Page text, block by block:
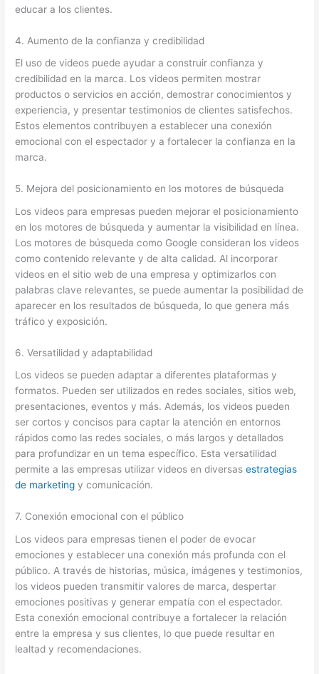
educar a los clientes.
4. Aumento de la confianza y credibilidad
El uso de videos puede ayudar a construir confianza y
credibilidad en la marca. Los videos permiten mostrar
productos o servicios en acción, demostrar conocimientos y
experiencia, y presentar testimonios de clientes satisfechos.
Estos elementos contribuyen a establecer una conexión
emocional con el espectador y a fortalecer la confianza en la
marca.
5. Mejora del posicionamiento en los motores de búsqueda
Los videos para empresas pueden mejorar el posicionamiento
en los motores de búsqueda y aumentar la visibilidad en línea.
Los motores de búsqueda como Google consideran los videos
como contenido relevante y de alta calidad. Al incorporar
videos en el sitio web de una empresa y optimizarlos con
palabras clave relevantes, se puede aumentar la posibilidad de
aparecer en los resultados de búsqueda, lo que genera más
tráfico y exposición.
6. Versatilidad y adaptabilidad
Los videos se pueden adaptar a diferentes plataformas y
formatos. Pueden ser utilizados en redes sociales, sitios web,
presentaciones, eventos y más. Además, los videos pueden
ser cortos y concisos para captar la atención en entornos
rápidos como las redes sociales, o más largos y detallados
para profundizar en un tema específico. Esta versatilidad
permite a las empresas utilizar videos en diversasestrategias
de marketing y comunicación.
7. Conexión emocional con el público
Los videos para empresas tienen el poder de evocar
emociones y establecer una conexión más profunda con el
público. A través de historias, música, imágenes y testimonios,
los videos pueden transmitir valores de marca, despertar
emociones positivas y generar empatía con el espectador.
Esta conexión emocional contribuye a fortalecer la relación
entre la empresa y sus clientes, lo que puede resultar en
lealtad y recomendaciones.